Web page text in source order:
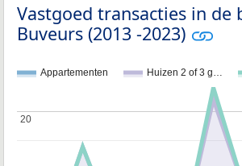
Vastgoed transacties in de
Buveurs (2013 -2023)
Appartementen Huizen 2 of 3 g…
20
20